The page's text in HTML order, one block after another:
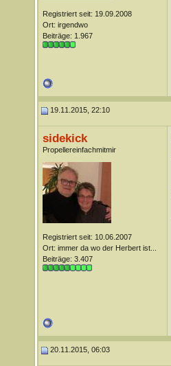
Registriert seit: 19.09.2008
Ort: irgendwo
Beiträge: 1.967
19.11.2015, 22:10
sidekick
Propellereinfachmitmir
Registriert seit: 10.06.2007
Ort: immer da wo der Herbert ist...
Beiträge: 3.407
20.11.2015, 06:03